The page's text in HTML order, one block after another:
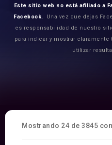
Este sitio web no está afiliado a
Facebook.
Una vez que dejas
es responsabilidad de nuestro
para indicar y mostrar
utilizar
Mostrando 24 de 3845